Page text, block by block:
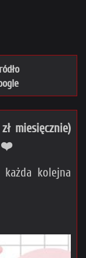
miesięcznie)
❤️
kolejna